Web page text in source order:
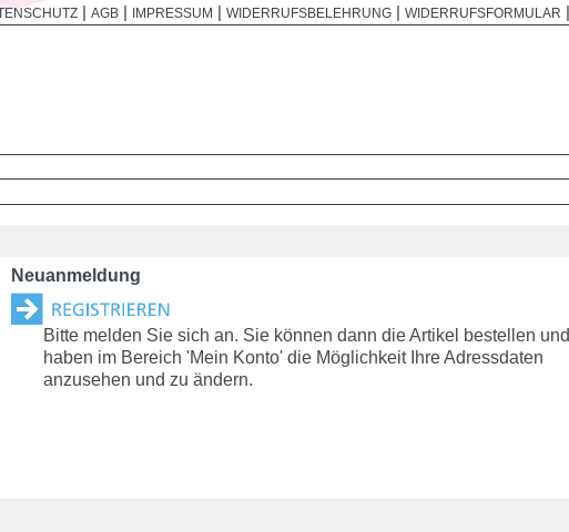
|AGB IMPRESSUM |WIDERRUFSBELEHRUNG |WIDERRUFSFORMULAR
Neuanmeldung
Bitte melden Sie sich an. Sie können dann die Artikel bestellen und
haben im Bereich 'Mein Konto' die Möglichkeit Ihre Adressdaten
anzusehen und zu ändern.